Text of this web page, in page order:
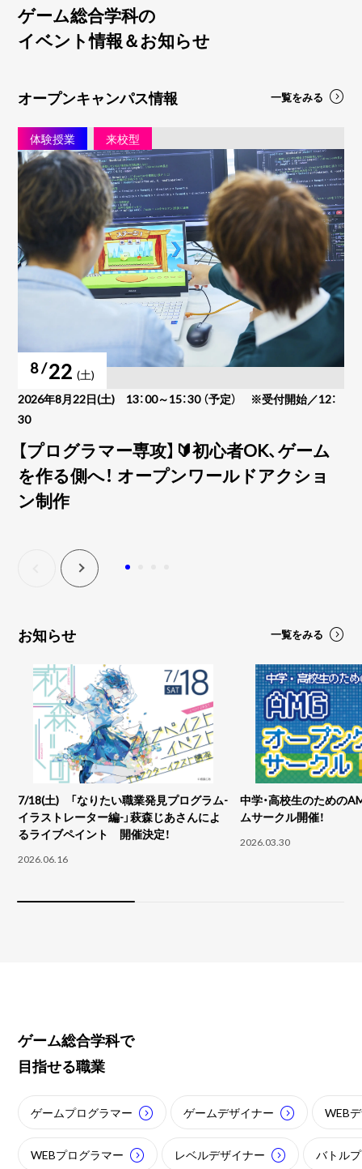
ゲーム総合学科の
イベント情報＆お知らせ
オープンキャンパス情報
体験授業 来校型
8 /22 (土)
2026年8月22日(土) 13：00～15：30 （予定） ※受付開始／12：
30
【プログラマー専攻】🔰初心者OK、ゲーム
を作る側へ！ オープンワールドアクショ
ン制作
一覧をみる
お知らせ
7/18(土) 「なりたい職業発見プログラム-
イラストレーター編-」萩森じあさんによ
るライブペイント 開催決定！
2026.06.16
中学・高校生のための
ムサークル開催！
2026.03.30
一覧をみる
ゲーム総合学科で
目指せる職業
ゲームプログラマー ゲームデザイナー WEB
WEBプログラマー レベルデザイナー バトル